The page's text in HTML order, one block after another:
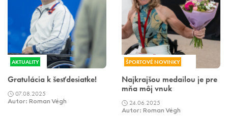
AKTUALITY
Gratulácia k šesťdesiatke!
07.08.2025
Autor: Roman Végh
ŠPORTOVÉ NOVINKY
Najkrajšou medailou je pre
mňa môj vnuk
24.06.2025
Autor: Roman Végh